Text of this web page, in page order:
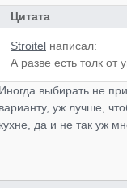
Цитата
Stroitel написал:
А разве есть толк от
Иногда выбирать не
варианту, уж лучше,
кухне, да и не так уж